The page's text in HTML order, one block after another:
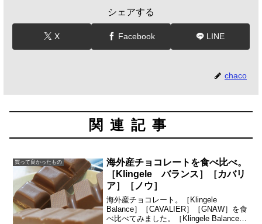
シェアする
X Facebook LINE
chaco
関連記事
買って良かったもの
海外産チョコレートを食べ比べ。
［Klingele バランス］［カバリ
ア］［ノウ］
海外産チョコレート。［Klingele
Balance］［CAVALIER］［GNAW］を食
べ比べてみました。［Klingele Balance］